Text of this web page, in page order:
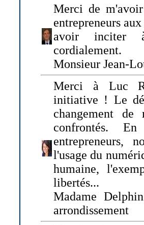
Merci de
entrepreneurs
avoir inciter
cordialement.
Monsieur Jean-
Merci à Luc
initiative ! Le
changement de
confrontés.
entrepreneurs,
l'usage du
humaine,
libertés...
Madame
arrondissement